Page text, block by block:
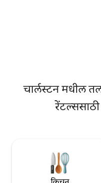
चार्लस्टन मधील